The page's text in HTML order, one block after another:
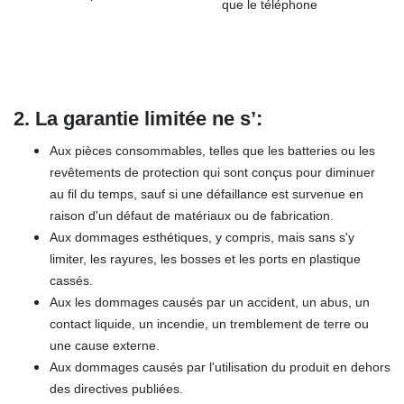
que le téléphone
2. La garantie limitée ne s’:
Aux pièces consommables, telles que les batteries ou les
revêtements de protection qui sont conçus pour diminuer
au fil du temps, sauf si une défaillance est survenue en
raison d'un défaut de matériaux ou de fabrication.
Aux dommages esthétiques, y compris, mais sans s'y
limiter, les rayures, les bosses et les ports en plastique
cassés.
Aux les dommages causés par un accident, un abus, un
contact liquide, un incendie, un tremblement de terre ou
une cause externe.
Aux dommages causés par l'utilisation du produit en dehors
des directives publiées.